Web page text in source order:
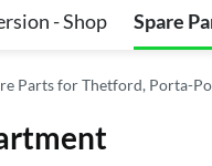
- Shop Spare
Parts for Thetford, Porta-